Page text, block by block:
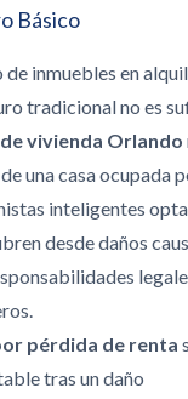
Básico
inmuebles en
tradicional no es
vivienda Orlando
una casa ocupada
inteligentes
desde daños
pérdida de renta
tras un daño